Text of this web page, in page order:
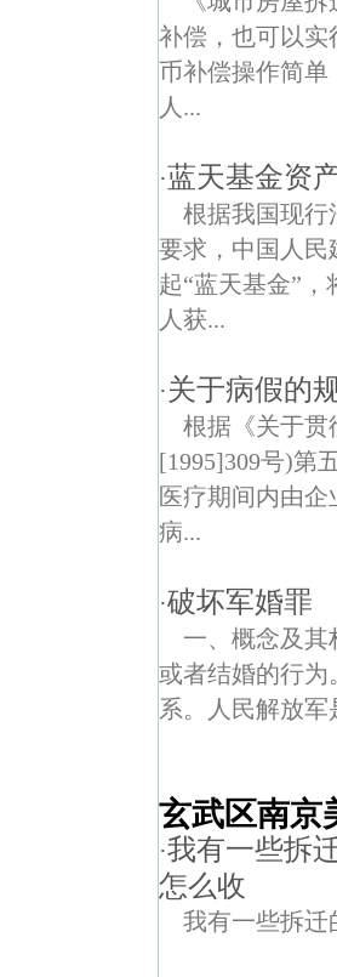
补偿，也可以实
币补偿操作简
人...
·蓝天基金资
根据我国现行
要求，中国人民
起“蓝天基金”
人获...
·关于病假的
根据《关于贯
[1995]309号)第
医疗期间内由
病...
·破坏军婚罪
一、概念及
或者结婚的行
系。人民解放军
玄武区南京
·我有一些拆
怎么收
我有一些拆迁